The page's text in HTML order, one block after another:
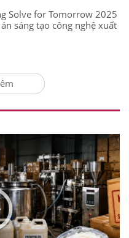
Solve for Tomorrow 2025
sáng tạo công nghệ xuất